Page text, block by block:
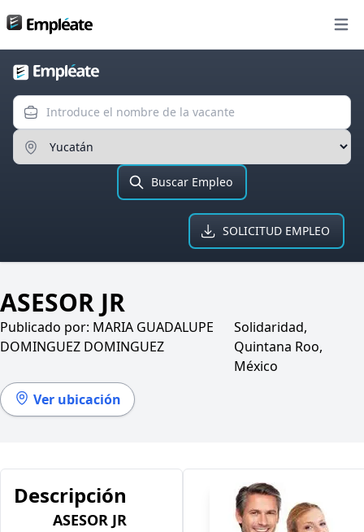
Bolsa de trabajo
Introduce el nombre de la
Ingresa el Estado
Buscar Empleo
SOLICITUD EMPLEO
ASESOR JR
Publicado por: MARIA GUADALUPE
DOMINGUEZ DOMINGUEZ
Solidaridad,
Quintana Roo,
México
Ver ubicación
Descripción
ASESOR JR